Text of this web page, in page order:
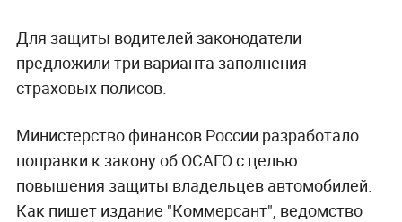
Для защиты водителей законодатели
предложили три варианта заполнения
страховых полисов.
Министерство финансов России разработало
поправки к закону об ОСАГО с целью
повышения защиты владельцев автомобилей.
Как пишет издание "Коммерсант", ведомство